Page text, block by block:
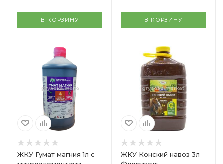
В КОРЗИНУ В КОРЗИНУ
ЖКУ Гумат магния 1л с
ЖКУ Конский навоз 3л